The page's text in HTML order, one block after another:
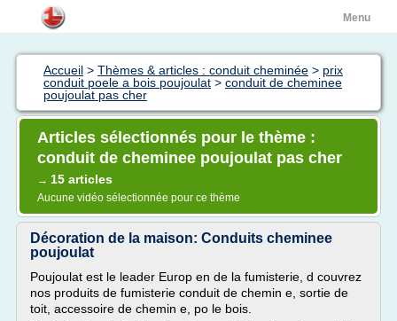
Menu
Accueil > Thèmes & articles : conduit cheminée > prix
conduit poele a bois poujoulat > conduit de cheminee
poujoulat pas cher
Articles sélectionnés pour le thème :
conduit de cheminee poujoulat pas cher
→ 15 articles
Aucune vidéo sélectionnée pour ce thème
Décoration de la maison: Conduits cheminee
poujoulat
Poujoulat est le leader Europ en de la fumisterie, d couvrez
nos produits de fumisterie conduit de chemin e, sortie de
toit, accessoire de chemin e, po le bois.